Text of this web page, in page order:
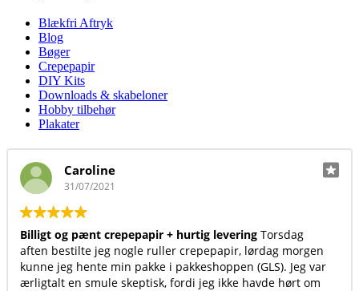
Blækfri Aftryk
Blog
Bøger
Crepepapir
DIY Kits
Downloads & skabeloner
Hobby tilbehør
Plakater
hurtig leveringTorsdag
crepepapir, lørdag morgen
pakkeshoppen (GLS). Jeg var
jeg ikke havde hørt om
Annika Bak
Virkelig et fint sted at
produkterne, levering og